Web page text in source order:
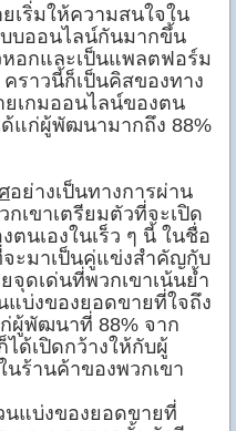
เริ่มให้ความสนใจใน
บออนไลน์กันมากขึ้น
หอกและเป็นแพลตฟอร์ม
ราวนี้ก็เป็นคิสของทาง
ยเกมออนไลน์ของตน
แก่ผู้พัฒนามากถึง 88%
อย่างเป็นทางการผ่าน
เขาเตรียมตัวที่จะเปิด
นเองในเร็ว ๆ นี้ ในชื่อ
จะมาเป็นคู่แข่งสำคัญกับ
จุดเด่นที่พวกเขาเน้นย้ำ
แบ่งของยอดขายที่ใจถึง
ผู้พัฒนาที่ 88% จาก
ด้เปิดกว้างให้กับผู้
นร้านค้าของพวกเขา
แบ่งของยอดขายที่